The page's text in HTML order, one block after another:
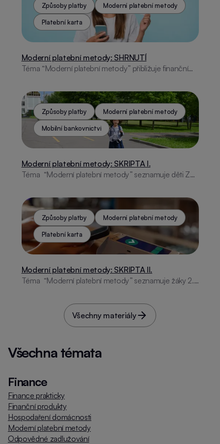
rizika. V závěru nabízí praktické rady, aktivity a odkazy
na užitečné aplikace.
Způsoby platby Moderní platební metody
Platební karta
Moderní platební metody: SHRNUTÍ
Téma “Moderní platební metody” přibližuje finanční
technologie, bezpečnost na internetu a nabízí
interaktivní aktivity i vzdělávací aplikaci.
Způsoby platby Moderní platební metody
Mobilní bankovnictví
Moderní platební metody: SKRIPTA I.
Téma “Moderní platební metody” seznamuje děti ZŠ
bankovnictvím, moderními technologiemi a
internetovou bezpečností. Obsahuje aktivity i
praktické rady.
Způsoby platby Moderní platební metody
Platební karta
Moderní platební metody: SKRIPTA II.
Téma “Moderní platební metody” seznamuje žáky 2.
bankovnictvím, moderními technologiemi a
internetovou bezpečností. Obsahuje aktivity i
praktické rady.
Všechny materiály
Všechna témata
Finance
Finance prakticky
Finanční produkty
Hospodaření domácnosti
Moderní platební metody
Odpovědné zadlužování